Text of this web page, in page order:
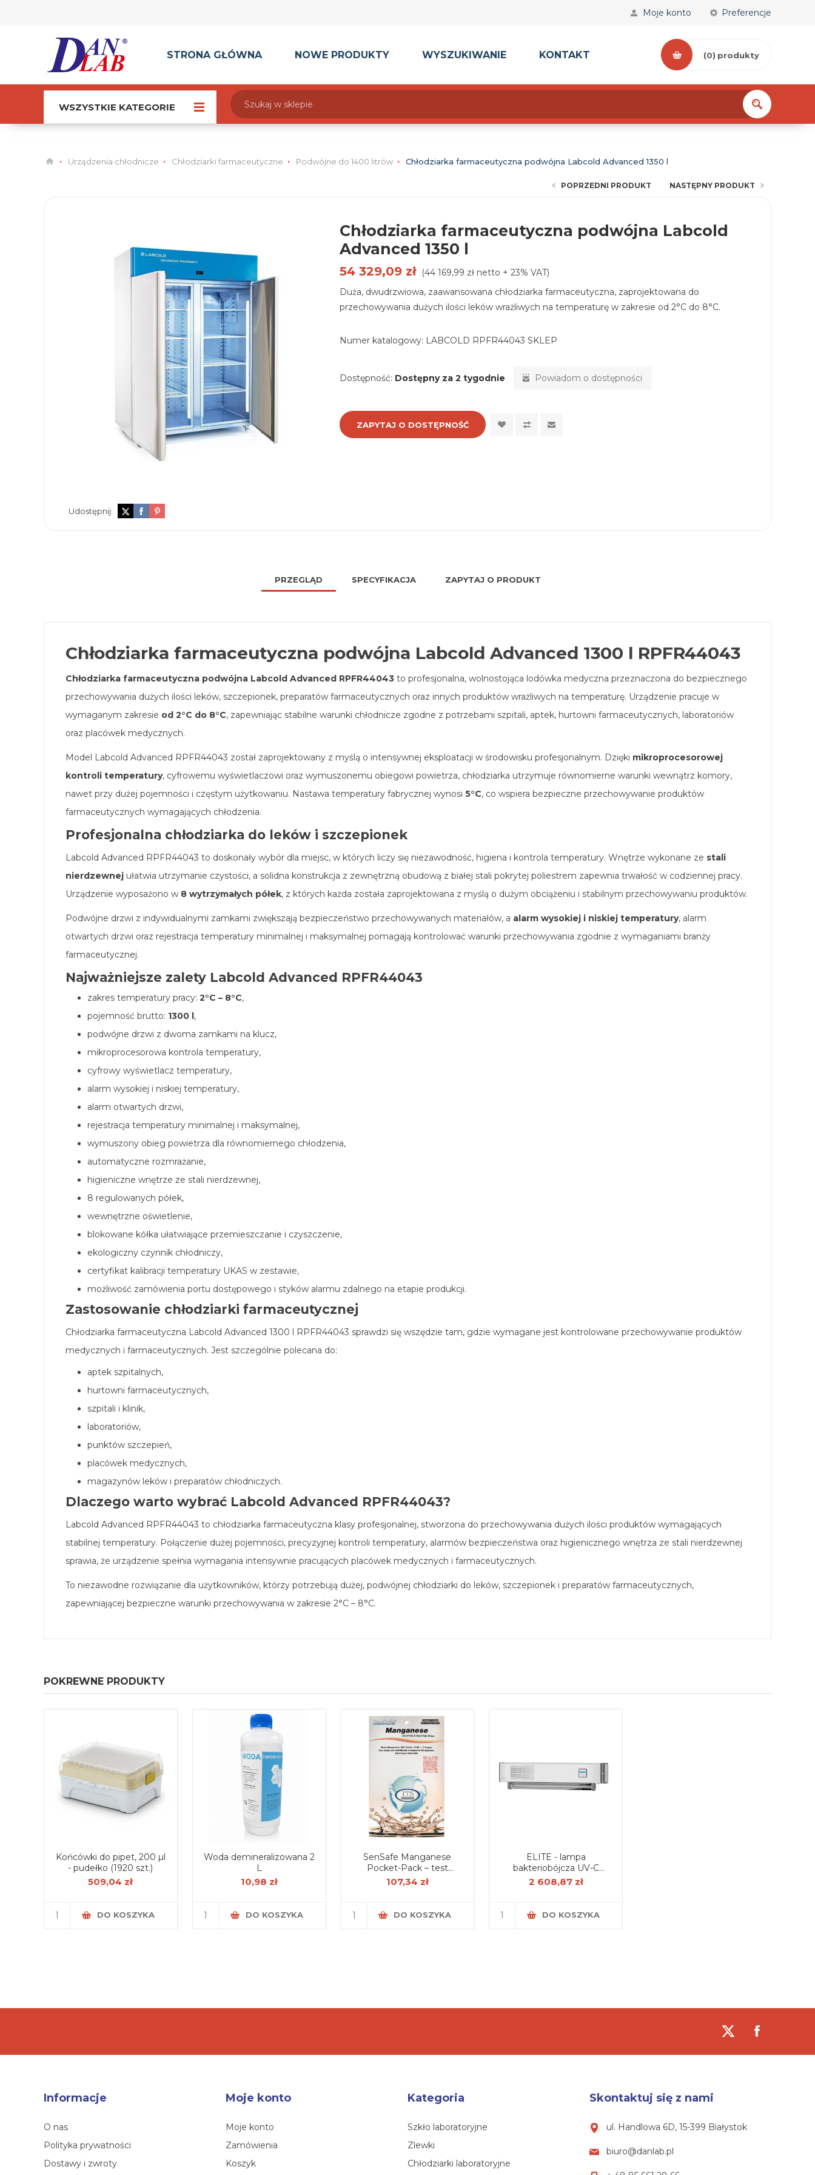
Preferencje
Moje konto
STRONA GŁÓWNA NOWE PRODUKTY WYSZUKIWANIE KONTAKT (0) produkty
WSZYSTKIE KATEGORIE
Urządzenia chłodnicze Chłodziarki farmaceutyczne Podwójne do 1400 litrów Chłodziarka farmaceutyczna podwójna Labcold Advanced 1350 l
POPRZEDNI PRODUKT NASTĘPNY PRODUKT
Chłodziarka farmaceutyczna podwójna Labcold
Advanced 1350 l
54 329,09 zł (44 169,99 zł netto + 23% VAT)
Duża, dwudrzwiowa, zaawansowana chłodziarka farmaceutyczna, zaprojektowana do
przechowywania dużych ilości leków wrażliwych na temperaturę w zakresie od 2°C do 8°C.
Numer katalogowy: LABCOLD RPFR44043 SKLEP
Dostępność: Dostępny za 2 tygodnie Powiadom o dostępności
ZAPYTAJ O DOSTĘPNOŚĆ
Udostępnij:
PRZEGLĄD SPECYFIKACJA ZAPYTAJ O PRODUKT
Chłodziarka farmaceutyczna podwójna Labcold Advanced 1300 l RPFR44043
Chłodziarka farmaceutyczna podwójna Labcold Advanced RPFR44043 to profesjonalna, wolnostojąca lodówka medyczna przeznaczona do bezpiecznego
przechowywania dużych ilości leków, szczepionek, preparatów farmaceutycznych oraz innych produktów wrażliwych na temperaturę. Urządzenie pracuje w
wymaganym zakresie od 2°C do 8°C, zapewniając stabilne warunki chłodnicze zgodne z potrzebami szpitali, aptek, hurtowni farmaceutycznych, laboratoriów
oraz placówek medycznych.
Model Labcold Advanced RPFR44043 został zaprojektowany z myślą o intensywnej eksploatacji w środowisku profesjonalnym. Dzięki mikroprocesorowej
kontroli temperatury, cyfrowemu wyświetlaczowi oraz wymuszonemu obiegowi powietrza, chłodziarka utrzymuje równomierne warunki wewnątrz komory,
nawet przy dużej pojemności i częstym użytkowaniu. Nastawa temperatury fabrycznej wynosi 5°C, co wspiera bezpieczne przechowywanie produktów
farmaceutycznych wymagających chłodzenia.
Profesjonalna chłodziarka do leków i szczepionek
Labcold Advanced RPFR44043 to doskonały wybór dla miejsc, w których liczy się niezawodność, higiena i kontrola temperatury. Wnętrze wykonane ze stali
nierdzewnej ułatwia utrzymanie czystości, a solidna konstrukcja z zewnętrzną obudową z białej stali pokrytej poliestrem zapewnia trwałość w codziennej pracy.
Urządzenie wyposażono w 8 wytrzymałych półek, z których każda została zaprojektowana z myślą o dużym obciążeniu i stabilnym przechowywaniu produktów.
Podwójne drzwi z indywidualnymi zamkami zwiększają bezpieczeństwo przechowywanych materiałów, a alarm wysokiej i niskiej temperatury, alarm
otwartych drzwi oraz rejestracja temperatury minimalnej i maksymalnej pomagają kontrolować warunki przechowywania zgodnie z wymaganiami branży
farmaceutycznej.
Najważniejsze zalety Labcold Advanced RPFR44043
zakres temperatury pracy: 2°C – 8°C,
pojemność brutto: 1300 l,
podwójne drzwi z dwoma zamkami na klucz,
mikroprocesorowa kontrola temperatury,
cyfrowy wyświetlacz temperatury,
alarm wysokiej i niskiej temperatury,
alarm otwartych drzwi,
rejestracja temperatury minimalnej i maksymalnej,
wymuszony obieg powietrza dla równomiernego chłodzenia,
automatyczne rozmrażanie,
higieniczne wnętrze ze stali nierdzewnej,
8 regulowanych półek,
wewnętrzne oświetlenie,
blokowane kółka ułatwiające przemieszczanie i czyszczenie,
ekologiczny czynnik chłodniczy,
certyfikat kalibracji temperatury UKAS w zestawie,
możliwość zamówienia portu dostępowego i styków alarmu zdalnego na etapie produkcji.
Zastosowanie chłodziarki farmaceutycznej
Chłodziarka farmaceutyczna Labcold Advanced 1300 l RPFR44043 sprawdzi się wszędzie tam, gdzie wymagane jest kontrolowane przechowywanie produktów
medycznych i farmaceutycznych. Jest szczególnie polecana do:
aptek szpitalnych,
hurtowni farmaceutycznych,
szpitali i klinik,
laboratoriów,
punktów szczepień,
placówek medycznych,
magazynów leków i preparatów chłodniczych.
Dlaczego warto wybrać Labcold Advanced RPFR44043?
Labcold Advanced RPFR44043 to chłodziarka farmaceutyczna klasy profesjonalnej, stworzona do przechowywania dużych ilości produktów wymagających
stabilnej temperatury. Połączenie dużej pojemności, precyzyjnej kontroli temperatury, alarmów bezpieczeństwa oraz higienicznego wnętrza ze stali nierdzewnej
sprawia, że urządzenie spełnia wymagania intensywnie pracujących placówek medycznych i farmaceutycznych.
To niezawodne rozwiązanie dla użytkowników, którzy potrzebują dużej, podwójnej chłodziarki do leków, szczepionek i preparatów farmaceutycznych,
zapewniającej bezpieczne warunki przechowywania w zakresie 2°C – 8°C.
POKREWNE PRODUKTY
Końcówki do pipet, 200 µl
- pudełko (1920 szt.)
509,04 zł
DO KOSZYKA
Woda demineralizowana 2
L
10,98 zł
DO KOSZYKA
SenSafe Manganese
Pocket-Pack – test
paskowy do oznaczania
manganu w wodzie (12
107,34 zł
DO KOSZYKA
ELITE - lampa
bakteriobójcza UV-C
dwufunkcyjna (model 51)
2 608,87 zł
DO KOSZYKA
Informacje
O nas
Polityka prywatności
Dostawy i zwroty
Moje konto
Moje konto
Zamówienia
Koszyk
Kategoria
Szkło laboratoryjne
Zlewki
Chłodziarki laboratoryjne
Skontaktuj się z nami
ul. Handlowa 6D, 15-399 Białystok
biuro@danlab.pl